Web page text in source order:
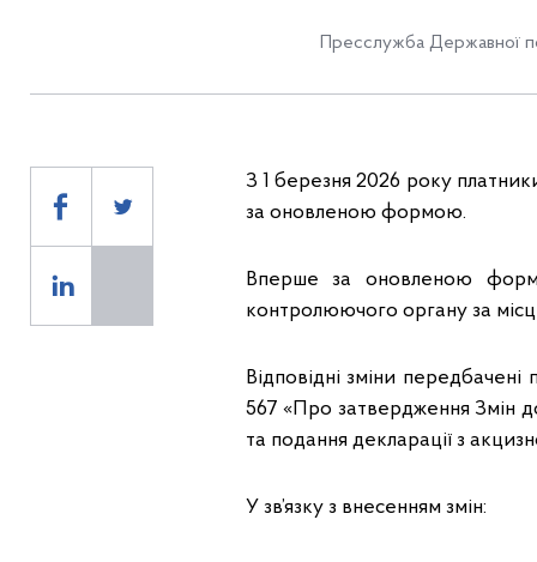
Пресслужба Державної
З 1 березня 2026 року
за оновленою формою.
Вперше за оновленою
контролюючого органу за
Відповідні зміни
567 «Про затвердження Змін
та подання декларації з
У зв’язку з внесенням змін: